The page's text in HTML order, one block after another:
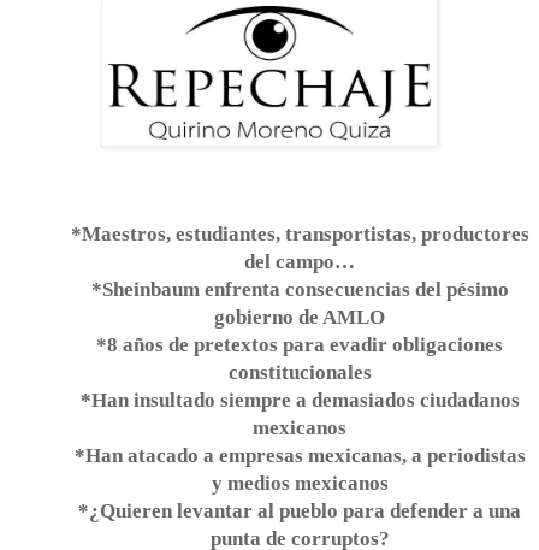
*Maestros, estudiantes, transportistas, productores
del campo…
*Sheinbaum enfrenta consecuencias del pésimo
gobierno de AMLO
*8 años de pretextos para evadir obligaciones
constitucionales
*Han insultado siempre a demasiados ciudadanos
mexicanos
*Han atacado a empresas mexicanas, a periodistas
y medios mexicanos
*¿Quieren levantar al pueblo para defender a una
punta de corruptos?